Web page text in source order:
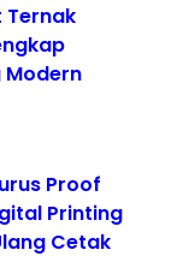
Modern
Proof
Printing
Cetak